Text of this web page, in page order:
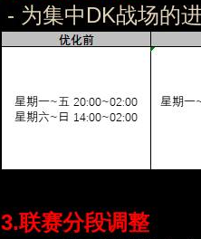
- 为集中DK战场的
3.联赛分段调整